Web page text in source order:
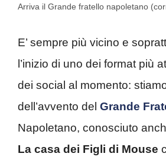
Arriva il Grande fratello napoletano
E’ sempre più vicino e
l’inizio di uno dei format più
dei social al momento:
dell’avvento del Grande
Napoletano, conosciuto
La casa dei Figli di Mouse